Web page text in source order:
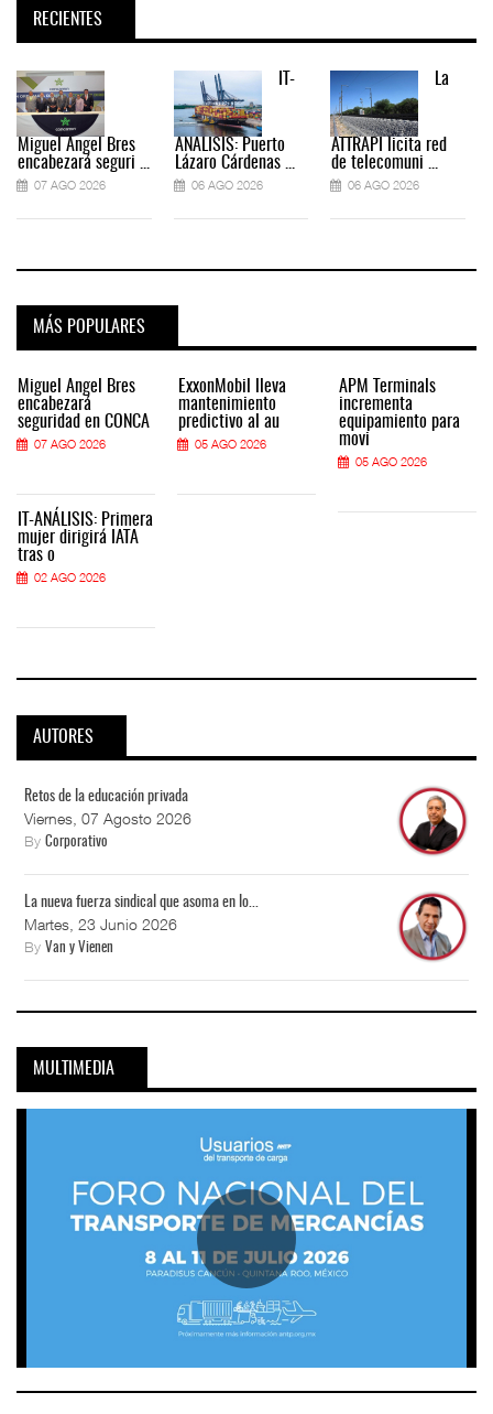
RECIENTES
Miguel Ángel Bres
encabezará seguri ...
07 AGO 2026
IT-
ANÁLISIS: Puerto
Lázaro Cárdenas ...
06 AGO 2026
La
ATTRAPI licita red
de telecomuni ...
06 AGO 2026
MÁS POPULARES
Miguel Ángel Bres
encabezará
seguridad en CONCA
07 AGO 2026
IT-ANÁLISIS: Primera
mujer dirigirá IATA
tras o
02 AGO 2026
ExxonMobil lleva
mantenimiento
predictivo al au
05 AGO 2026
APM Terminals
incrementa
equipamiento para
movi
05 AGO 2026
AUTORES
Retos de la educación privada
Viernes, 07 Agosto 2026
By Corporativo
La nueva fuerza sindical que asoma en lo...
Martes, 23 Junio 2026
By Van y Vienen
MULTIMEDIA